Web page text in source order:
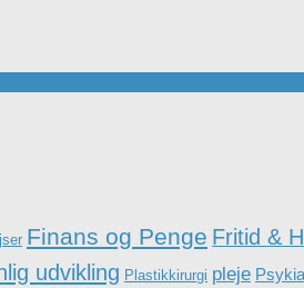
Finans og Penge Fritid &
udvikling Plastikkirurgi pleje